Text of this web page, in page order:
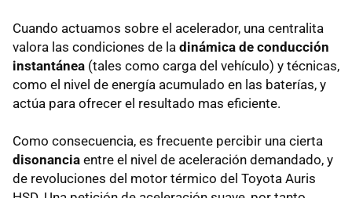
Cuando actuamos sobre el acelerador, una centralita
valora las condiciones de la dinámica de conducción
instantánea (tales como carga del vehículo) y técnicas,
como el nivel de energía acumulado en las baterías, y
actúa para ofrecer el resultado mas eficiente.
Como consecuencia, es frecuente percibir una cierta
disonancia entre el nivel de aceleración demandado, y
de revoluciones del motor térmico del Toyota Auris